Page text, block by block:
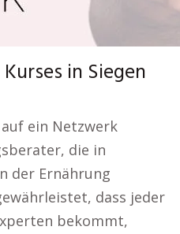
in Siegen
ein Netzwerk
die in
der Ernährung
dass jeder
bekommt,